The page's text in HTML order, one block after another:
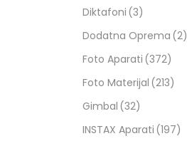
Diktafoni (3)
Dodatna Oprema (2)
Foto Aparati (372)
Foto Materijal (213)
Gimbal (32)
INSTAX Aparati (197)